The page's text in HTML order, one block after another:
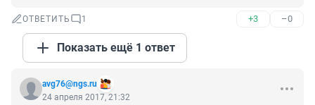
ОТВЕТИТЬ 1 +3 –0
Показать ещё 1 ответ
avg76@ngs.ru
24 апреля 2017, 21:32